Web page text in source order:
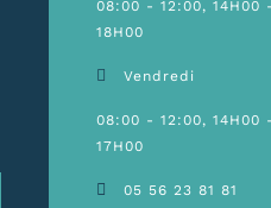
08:00 - 12:00, 14H00
18H00
Vendredi
08:00 - 12:00, 14H00
17H00
05 56 23 81 81